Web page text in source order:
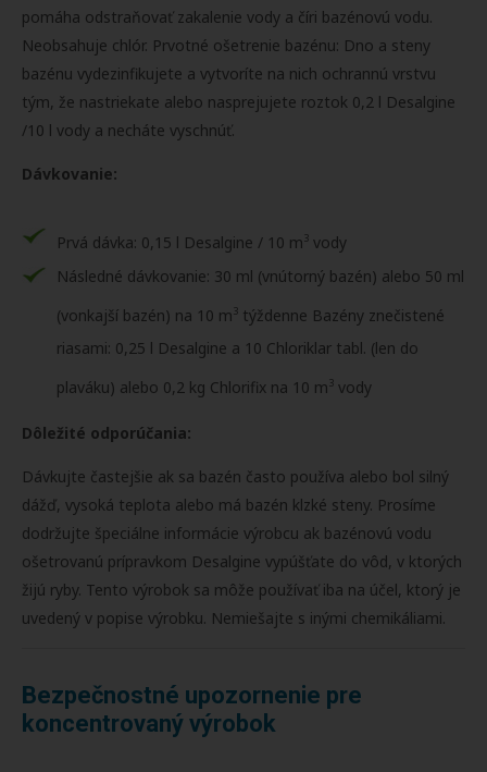
pomáha odstraňovať zakalenie vody a číri bazénovú vodu.
Neobsahuje chlór. Prvotné ošetrenie bazénu: Dno a steny
bazénu vydezinfikujete a vytvoríte na nich ochrannú vrstvu
tým, že nastriekate alebo nasprejujete roztok 0,2 l Desalgine
/10 l vody a necháte vyschnúť.
Dávkovanie:
Prvá dávka: 0,15 l Desalgine / 10 m3 vody
Následné dávkovanie: 30 ml (vnútorný bazén) alebo 50 ml
(vonkajší bazén) na 10 m3 týždenne Bazény znečistené
riasami: 0,25 l Desalgine a 10 Chloriklar tabl. (len do
plaváku) alebo 0,2 kg Chlorifix na 10 m3 vody
Dôležité odporúčania:
Dávkujte častejšie ak sa bazén často používa alebo bol silný
dážď, vysoká teplota alebo má bazén klzké steny. Prosíme
dodržujte špeciálne informácie výrobcu ak bazénovú vodu
ošetrovanú prípravkom Desalgine vypúšťate do vôd, v ktorých
žijú ryby. Tento výrobok sa môže používať iba na účel, ktorý je
uvedený v popise výrobku. Nemiešajte s inými chemikáliami.
Bezpečnostné upozornenie pre
koncentrovaný výrobok